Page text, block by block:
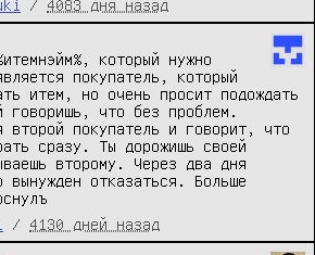
/ 4083 дня назад
который нужно
покупатель, который
итем, но очень просит подождать
говоришь, что без проблем.
второй покупатель и говорит, что
сразу. Ты дорожишь своей
второму. Через два дня
вынужден отказаться. Больше
/ 4130 дней назад